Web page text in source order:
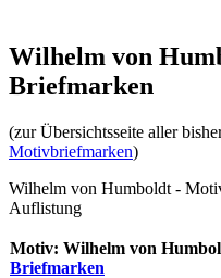
Wilhelm von
Briefmarken
(zur Übersichtsseite aller
Motivbriefmarken)
Wilhelm von Humboldt -
Auflistung
Motiv: Wilhelm von
Briefmarken